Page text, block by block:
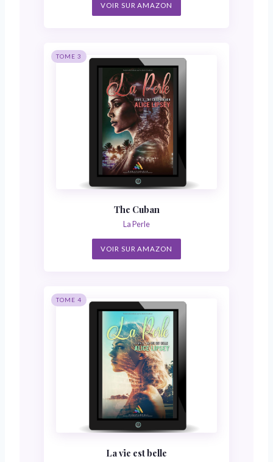
VOIR SUR AMAZON
TOME 3
The Cuban
La Perle
VOIR SUR AMAZON
TOME 4
La vie est belle